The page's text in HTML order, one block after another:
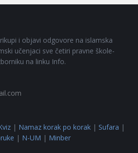
i objavi odgovore na islamska
učenjaci sve četiri pravne škole-
na linku Info.
| Namaz korak po korak | Sufara |
| N-UM | Minber